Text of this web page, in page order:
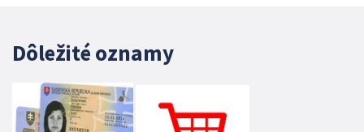
Dôležité oznamy